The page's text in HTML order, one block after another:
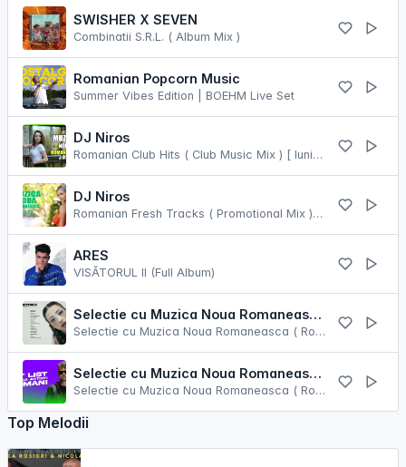
SWISHER X SEVEN
Combinatii S.R.L. ( Album Mix )
Romanian Popcorn Music
Summer Vibes Edition | BOEHM Live Set
DJ Niros
Romanian Club Hits ( Club Music Mix ) [ Iunie 2024 ]
DJ Niros
Romanian Fresh Tracks ( Promotional Mix ) [ Iunie 2023 ]
ARES
VISĂTORUL II (Full Album)
Selectie cu Muzica Noua Romaneasca ( Romanian Dance Music Mix ) [ Mai 2023 ]
Selectie cu Muzica Noua Romaneasca ( Romanian Dance Music Mix ) [ Mai 2023 ]
Selectie cu Muzica Noua Romaneasca ( Romanian Dance Music Mix ) [ Septembrie 2025 ]
Selectie cu Muzica Noua Romaneasca ( Romanian Dance Music Mix ) [ Septembrie 2025 ]
Top Melodii